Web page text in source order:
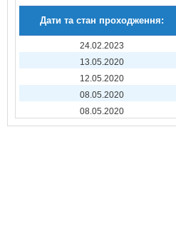
Дати та стан проходження:
24.02.2023
13.05.2020
12.05.2020
08.05.2020
08.05.2020